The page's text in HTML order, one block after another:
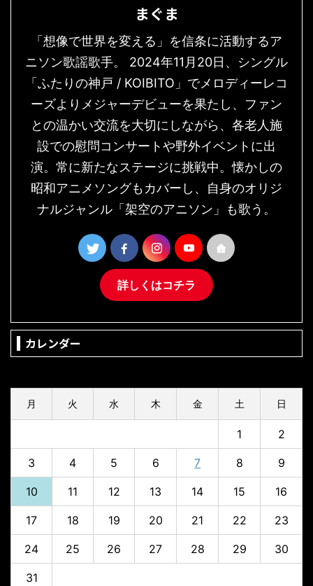
まぐま
「想像で世界を変える」を信条に活動するア
ニソン歌謡歌手。 2024年11月20日、シングル
「ふたりの神戸 / KOIBITO」でメロディーレコ
ーズよりメジャーデビューを果たし、ファン
との温かい交流を大切にしながら、各老人施
設での慰問コンサートや野外イベントに出
演。常に新たなステージに挑戦中。懐かしの
昭和アニメソングもカバーし、自身のオリジ
ナルジャンル「架空のアニソン」も歌う。
詳しくはコチラ
カレンダー
月 火 水 木 金 土 日
1 2
3 4 5 6 7 8 9
10 11 12 13 14 15 16
17 18 19 20 21 22 23
24 25 26 27 28 29 30
31